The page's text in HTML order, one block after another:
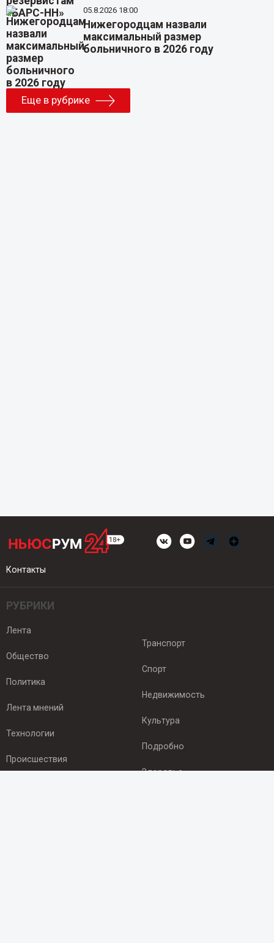
05.8.2026 18:00
Нижегородцам назвали
максимальный размер
больничного в 2026 году
Еще в рубрике
Контакты
РУБРИКИ
Лента
Общество
Политика
Лента мнений
Технологии
Происшествия
Транспорт
Спорт
Недвижимость
Культура
Подробно
Здоровье